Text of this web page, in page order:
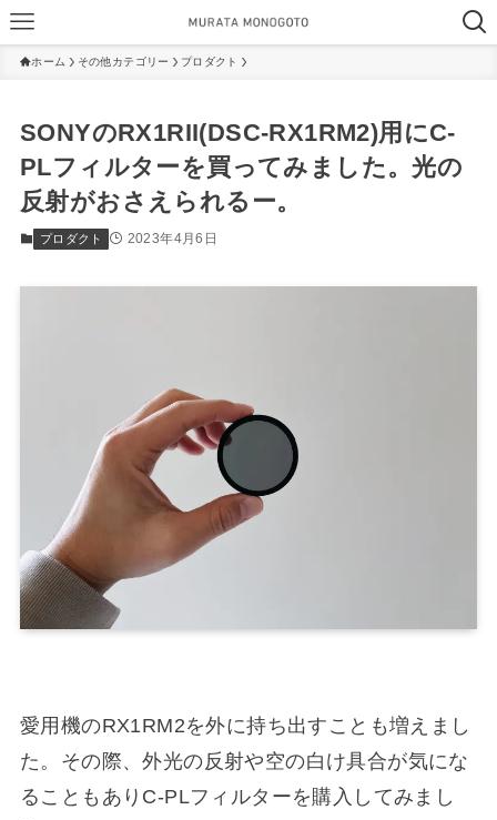
ホーム その他カテゴリー プロダクト
SONYのRX1RII(DSC-RX1RM2)用にC-
PLフィルターを買ってみました。光の
反射がおさえられるー。
プロダクト 2023年4月6日
愛用機のRX1RM2を外に持ち出すことも増えまし
た。その際、外光の反射や空の白け具合が気にな
ることもありC-PLフィルターを購入してみまし